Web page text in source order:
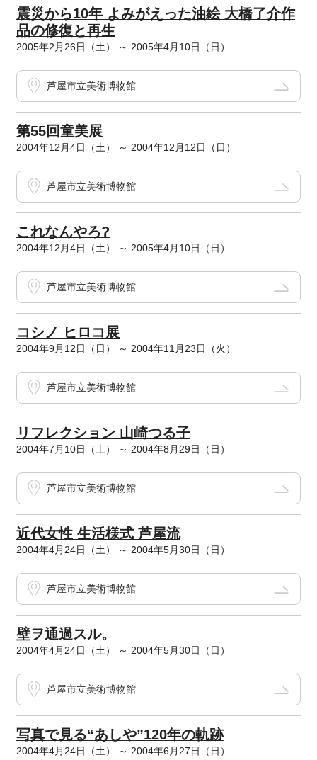
震災から10年 よみがえった油絵 大橋了介作
品の修復と再生
2005年2月26日（土） ～ 2005年4月10日（日）
芦屋市立美術博物館
第55回童美展
2004年12月4日（土） ～ 2004年12月12日（日）
芦屋市立美術博物館
これなんやろ?
2004年12月4日（土） ～ 2005年4月10日（日）
芦屋市立美術博物館
コシノ ヒロコ展
2004年9月12日（日） ～ 2004年11月23日（火）
芦屋市立美術博物館
リフレクション 山崎つる子
2004年7月10日（土） ～ 2004年8月29日（日）
芦屋市立美術博物館
近代女性 生活様式 芦屋流
2004年4月24日（土） ～ 2004年5月30日（日）
芦屋市立美術博物館
壁ヲ通過スル。
2004年4月24日（土） ～ 2004年5月30日（日）
芦屋市立美術博物館
写真で見る“あしや”120年の軌跡
2004年4月24日（土） ～ 2004年6月27日（日）